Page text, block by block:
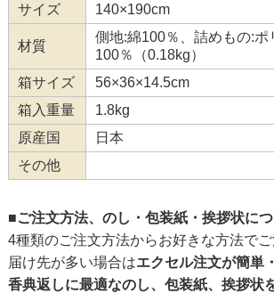
サイズ 140×190cm
材質
側地:綿100％、詰めもの:ポ
100％（0.18kg）
箱サイズ
56×36×14.5cm
箱入重量
1.8kg
原産国
日本
その他
■ご注文方法、のし・包装紙・挨拶状に
4種類のご注文方法からお好きな方法で
届け先が多い場合はエクセル注文が簡単
香典返しに最適なのし、包装紙、挨拶状